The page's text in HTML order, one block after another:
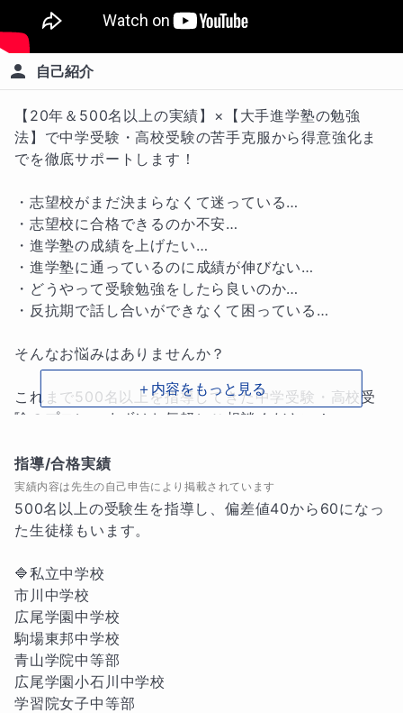
自己紹介
【20年＆500名以上の実績】×【大手進学塾の勉強
法】で中学受験・高校受験の苦手克服から得意強化ま
でを徹底サポートします！
・志望校がまだ決まらなくて迷っている…
・志望校に合格できるのか不安…
・進学塾の成績を上げたい…
・進学塾に通っているのに成績が伸びない…
・どうやって受験勉強をしたら良いのか…
・反抗期で話し合いができなくて困っている…
そんなお悩みはありませんか？
これまで500名以上を指導してきた中学受験・高校受
験のプロに、まずはお気軽にご相談ください！
🔷オーダーメイドのカリキュラム
お子様の現状を伺いながら、それぞれの成績や個性に
を作成し指導いたします。
①教材選定
使用するテキストは生徒様によって変わってきます
が、教科書準拠版や受験用の総合問題テキスト、ハイ
レベル問題集、進学塾で使用しているテキストなど
様々です。
＋内容をもっと見る
指導/合格実績
実績内容は先生の自己申告により掲載されています
500名以上の受験生を指導し、偏差値40から60になっ
た生徒様もいます。
🔷私立中学校
市川中学校
広尾学園中学校
駒場東邦中学校
青山学院中等部
広尾学園小石川中学校
学習院女子中等部